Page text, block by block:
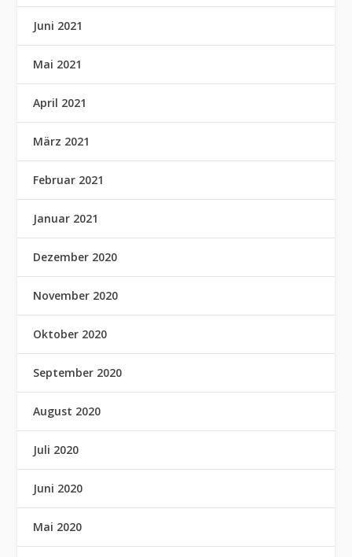
Juni 2021
Mai 2021
April 2021
März 2021
Februar 2021
Januar 2021
Dezember 2020
November 2020
Oktober 2020
September 2020
August 2020
Juli 2020
Juni 2020
Mai 2020